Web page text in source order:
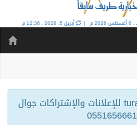
6 أغسطس 2026 م | أبريل 5, 2026 , 12:36 م
turaif3@hotmail.com للإعلانات والإشتراكات جوال
0551656661